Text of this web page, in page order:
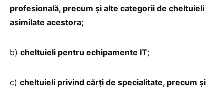
profesională, precum și alte categorii de cheltuieli
asimilate acestora;
b) cheltuieli pentru echipamente IT;
c) cheltuieli privind cărți de specialitate, precum și